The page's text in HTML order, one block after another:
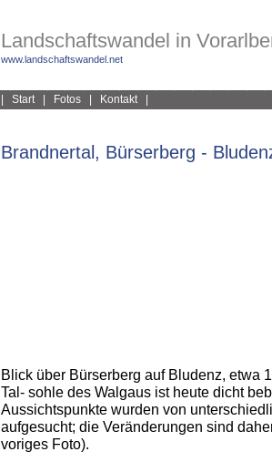
Landschaftswandel in
www.landschaftswandel.net
Start| Fotos Kontakt|
Brandnertal, Bürserberg -
Blick über Bürserberg auf Bludenz, etwa
Tal- sohle des Walgaus ist heute dicht
Aussichtspunkte wurden von
aufgesucht; die Veränderungen sind
voriges Foto).